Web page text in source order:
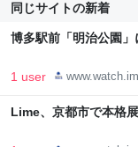
同じサイトの新着
博多駅前「明治公園
1 user
Lime、京都市で本格